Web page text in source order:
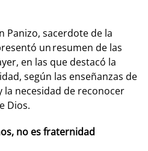
Panizo, sacerdote de la
un resumen de las
en las que destacó la
según las enseñanzas de
la necesidad de reconocer
Dios.
no es fraternidad